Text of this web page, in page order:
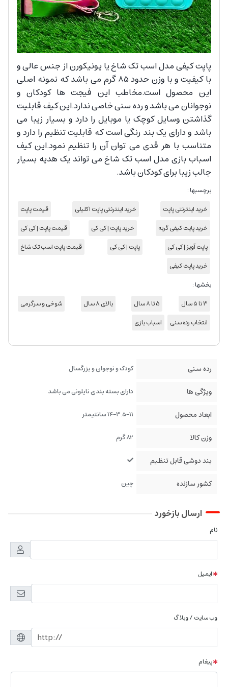
پاپت کیفی مدل اسب تک شاخ یا یونیکورن از جنس عالی و
با کیفیت و با وزن حدود 85 گرم می باشد که نمونه اصلی
این محصول است.مخاطب این فیجت ها کودکان و
نوجوانان می باشد و رده سنی خاصی ندارد.این کیف قابلیت
گذاشتن وسایل کوچک یا موبایل را دارد و بسیار زیبا می
باشد و دارای یک بند رنگی است که قابلیت تنظیم را دارد و
متناسب با هر قدی می توان آن را تنظیم نمود.این کیف
اسباب بازی مدل اسب تک شاخ می تواند یک هدیه بسیار
جالب زیبا برای کودکان باشد.
برچسبها :
خرید اینترنتی پاپت
خرید اینترنتی پاپت اکلیلی
قیمت پاپت
خرید پایت کیفی گربه
خرید پاپت | کی کی
قیمت پاپت | کی کی
پاپت آویز | کی کی
پاپت | کی کی
قیمت پاپت اسب تک شاخ
خرید پاپت کیفی
بخشها :
3 تا 5 سال
5 تا 8 سال بالای 8 سال
شوخی و سرگرمی
انتخاب رده سنی
اسباب بازی
رده سنی کودک و نوجوان و بزرگسال
ویژگی ها دارای بسته بندی نایلونی می باشد
ابعاد محصول 14-3.5-11 سانتیمتر
وزن کالا 82 گرم
بند دوشی قابل تنظیم
کشور سازنده
چین
ارسال بازخورد
نام
ایمیل
وب سایت / وبلاگ
پیغام